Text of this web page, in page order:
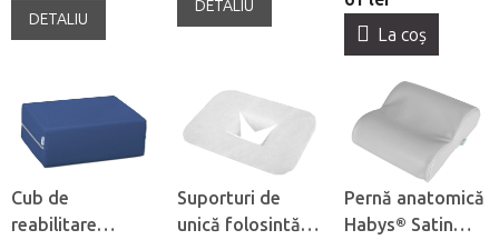
DETALIU
DETALIU
La coş
Cub de
reabilitare
Suporturi de
unică folosintă
Pernă anatomică
Habys® Satin